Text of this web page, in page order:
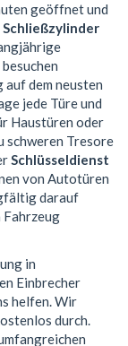
geöffnet und
Schließzylinder
dem neusten
jede Türe und
Haustüren oder
schweren Tresore
Schlüsseldienst
von Autotüren
darauf
Fahrzeug
in
Einbrecher
helfen. Wir
durch.